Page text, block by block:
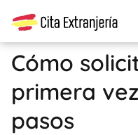
Cómo
primera
pasos